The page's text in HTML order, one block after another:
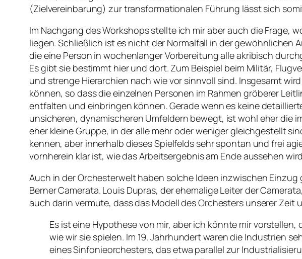
(Zielvereinbarung) zur transformationalen Führung lässt sich
Im Nachgang des Workshops stellte ich mir aber auch die Frage,
liegen. Schließlich ist es nicht der Normalfall in der
die eine Person in wochenlanger Vorbereitung alle akribisch
Es gibt sie bestimmt hier und dort. Zum Beispiel beim Militär,
und strenge Hierarchien nach wie vor sinnvoll sind. Insgesamt
können, so dass die einzelnen Personen im Rahmen gröberer
entfalten und einbringen können. Gerade wenn es keine
unsicheren, dynamischeren Umfeldern bewegt, ist wohl eher die
eher kleine Gruppe, in der alle mehr oder weniger gleichgestellt
kennen, aber innerhalb dieses Spielfelds sehr spontan und frei
vornherein klar ist, wie das Arbeitsergebnis am Ende aussehen
Auch in der Orchesterwelt haben solche Ideen inzwischen
Berner Camerata. Louis Dupras, der ehemalige Leiter der
auch darin vermute, dass das Modell des Orchesters unserer
Es ist eine Hypothese von mir, aber ich könnte mir
wie wir sie spielen. Im 19. Jahrhundert waren die Industrien
eines Sinfonieorchesters, das etwa parallel zur